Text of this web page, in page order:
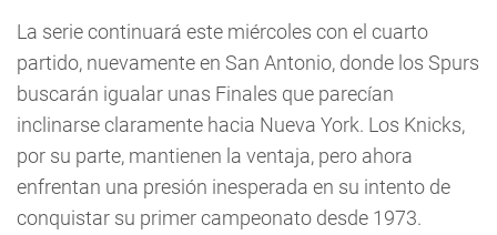
La serie continuará este miércoles con el cuarto
partido, nuevamente en San Antonio, donde los Spurs
buscarán igualar unas Finales que parecían
inclinarse claramente hacia Nueva York. Los Knicks,
por su parte, mantienen la ventaja, pero ahora
enfrentan una presión inesperada en su intento de
conquistar su primer campeonato desde 1973.